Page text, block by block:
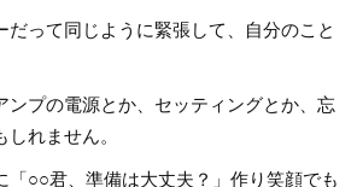
だって同じように緊張して、自分のこと
ンプの電源とか、セッティングとか、忘
れません。
「○○君、準備は大丈夫？」作り笑顔でも